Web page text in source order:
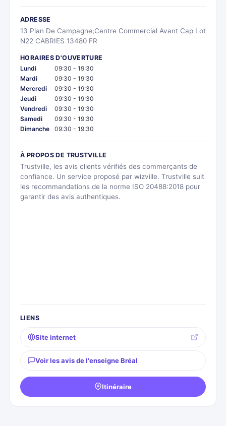
ADRESSE
13 Plan De Campagne;Centre Commercial Avant Cap Lot
N22 CABRIES 13480 FR
HORAIRES D'OUVERTURE
Lundi
09:30 - 19:30
Mardi
09:30 - 19:30
Mercredi
09:30 - 19:30
Jeudi
09:30 - 19:30
Vendredi
09:30 - 19:30
Samedi
09:30 - 19:30
Dimanche
09:30 - 19:30
À PROPOS DE TRUSTVILLE
Trustville, les avis clients vérifiés des commerçants de
confiance. Un service proposé par wizville. Trustville suit
les recommandations de la norme ISO 20488:2018 pour
garantir des avis authentiques.
LIENS
Site internet
Voir les avis de l'enseigne Bréal
Itinéraire